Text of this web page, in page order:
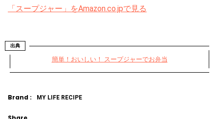
「スープジャー」をAmazon.co.jpで見る
出典
簡単！おいしい！ スープジャーでお弁当
Brand : MY LIFE RECIPE